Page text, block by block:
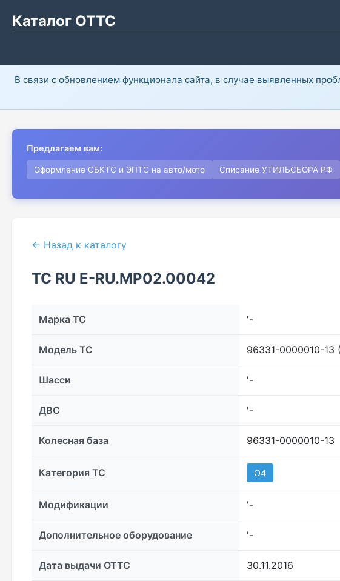
Каталог ОТТС
В связи с обновлением функционала сайта, в случае выявленных
Предлагаем вам:
Оформление СБКТС и ЭПТС на авто/мото Списание УТИЛЬСБОРА РФ
← Назад к каталогу
ТС RU Е-RU.МР02.00042
Марка ТС '-
Модель ТС 96331-0000010-13
Шасси '-
ДВС '-
Колесная база 96331-0000010-13
Категория ТС О4
Модификации '-
Дополнительное оборудование '-
Дата выдачи ОТТС 30.11.2016